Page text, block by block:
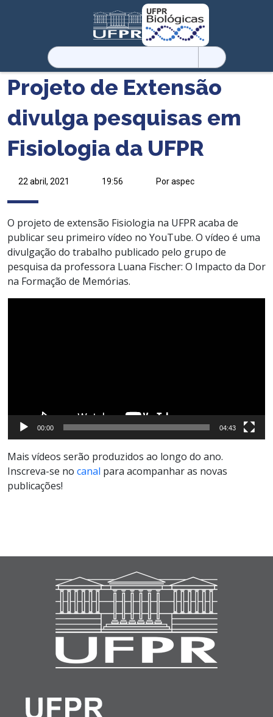
Pesquisar
por:
Projeto de Extensão
divulga pesquisas em
Fisiologia da UFPR
22 abril, 2021 19:56 Por aspec
O projeto de extensão Fisiologia na UFPR acaba de
publicar seu primeiro vídeo no YouTube. O vídeo é uma
divulgação do trabalho publicado pelo grupo de
pesquisa da professora Luana Fischer: O Impacto da Dor
na Formação de Memórias.
00:00 04:43
Mais vídeos serão produzidos ao longo do ano.
Inscreva-se no canal para acompanhar as novas
publicações!